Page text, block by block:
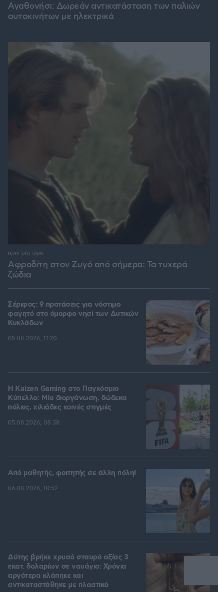
Αγαθονήσι: Δωρεάν αντικατάσταση των παλιών
αυτοκινήτων με ηλεκτρικά
Αφροδίτη στον Ζυγό από σήμερα: Τα τυχερά
ζώδια
πριν μία ώρα
Σέριφος: 9 προτάσεις για νόστιμο
φαγητό στο όμορφο νησί των Δυτικών
Κυκλάδων
05.08.2026, 11:20
H Kaizen Gaming στο Παγκόσμιο
Kύπελλο: Μία διοργάνωση, δώδεκα
πόλεις, χιλιάδες κοινές στιγμές
05.08.2026, 08:38
Από μαθητής, φοιτητής σε άλλη πόλη!
06.08.2026, 10:52
Δύτης βρήκε χρυσό σταυρό αξίας 3
εκατ. δολαρίων σε ναυάγιο: Χρόνια
αργότερα κλάπηκε και
αντικαταστάθηκε με πλαστικό